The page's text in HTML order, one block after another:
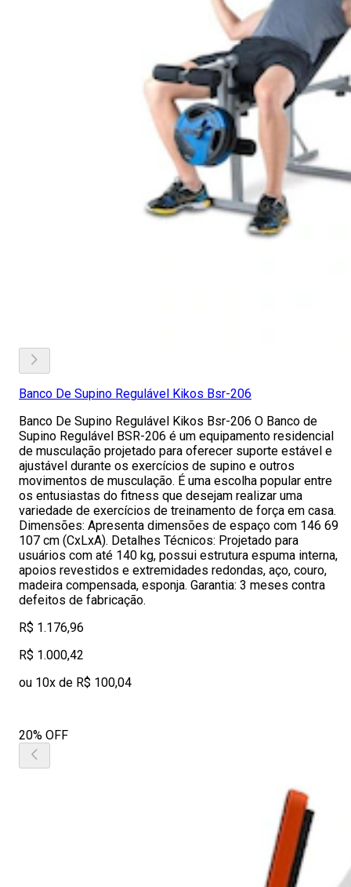
Banco De Supino Regulável Kikos Bsr-206
Banco De Supino Regulável Kikos Bsr-206 O Banco de
Supino Regulável BSR-206 é um equipamento residencial
de musculação projetado para oferecer suporte estável e
ajustável durante os exercícios de supino e outros
movimentos de musculação. É uma escolha popular entre
os entusiastas do fitness que desejam realizar uma
variedade de exercícios de treinamento de força em casa.
Dimensões: Apresenta dimensões de espaço com 146 69
107 cm (CxLxA). Detalhes Técnicos: Projetado para
usuários com até 140 kg, possui estrutura espuma interna,
apoios revestidos e extremidades redondas, aço, couro,
madeira compensada, esponja. Garantia: 3 meses contra
defeitos de fabricação.
R$ 1.176,96
R$ 1.000,42
ou 10x de R$ 100,04
20% OFF